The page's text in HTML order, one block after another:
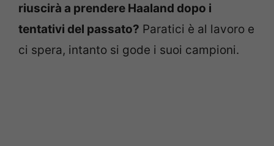
riuscirà a prendere Haaland dopo i
tentativi del passato? Paratici è al lavoro e
ci spera, intanto si gode i suoi campioni.